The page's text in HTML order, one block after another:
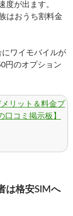
度が出ます。
はおうち割料金
ワイモバイルが
円のオプション
リット＆料金プ
口コミ掲示板】
は格安SIMへ